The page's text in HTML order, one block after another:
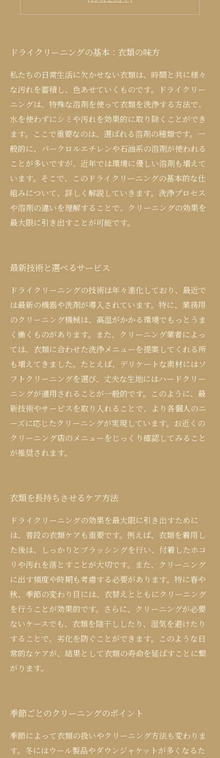
ドライクリーニングの基本：衣類の味方
私たちの日常生活に欠かせない衣類は、時間と共に様々
な汚れを蓄積し、色あせていくものです。ドライクリー
ニングは、特殊な溶剤を使って衣類を洗浄する方法で、
水を使わずにシミや汚れを効果的に取り除くことができ
ます。ここで重要なのは、選ばれる溶剤の種類です。一
般的に、パークロルエチレンや石油系の溶剤が使われる
ことが多いですが、近年では環境に優しい溶剤も増えて
います。そこで、このドライクリーニングの基本的な仕
組みについて、詳しく解説していきます。洗浄プロセス
や溶剤の違いを理解することで、クリーニングの効果を
最大限に引き出すことが可能です。
最新技術と選べるサービス
ドライクリーニングの技術は年々進化しており、最近で
は最新の機器や洗剤が導入されています。特に、業務用
のクリーニング機械は、高温がかかる環境でもっとうま
く働くものがあります。また、クリーニング業者によっ
ては、衣類に合わせた洗浄メニューを提案してくれる所
も増えてきました。たとえば、デリケートな素材にはソ
フトクリーニングを選び、丈夫な生地にはハードクリー
ニングが適用されることが一般的です。このように、最
新技術やサービスを取り入れることで、より各個人のニ
ーズに応じたクリーニングが実現しています。お近くの
クリーニング店のメニューをじっくり確認してみること
が推奨されます。
衣類を長持ちさせるケア方法
ドライクリーニングの効果を最大限に引き出すために
は、普段の衣類ケアも重要です。例えば、衣類を着用し
た後は、しっかりとブラッシングを行い、付着したホコ
リや汚れを落とすことが大切です。また、クリーニング
に出す頻度や時期も考慮する必要があります。特に春や
秋、季節の変わり目には、衣替えとともにクリーニング
を行うことが効果的です。さらに、クリーニングが必要
ないケースでも、衣類を陰干ししたり、湿気を避けたり
することで、劣化を防ぐことができます。このような日
常的なケアが、結果として衣類の寿命を延ばすことに繋
がります。
季節ごとのクリーニングのポイント
季節によって衣類の扱いやクリーニング方法も変わりま
す。冬にはウール製品やダウンジャケットが多くなるた